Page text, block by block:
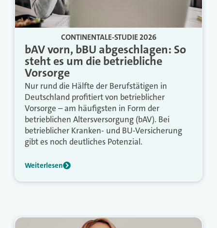
CONTINENTALE-STUDIE 2026
bAV vorn, bBU abgeschlagen: So
steht es um die betriebliche
Vorsorge
Nur rund die Hälfte der Berufstätigen in
Deutschland profitiert von betrieblicher
Vorsorge – am häufigsten in Form der
betrieblichen Altersversorgung (bAV). Bei
betrieblicher Kranken- und BU-Versicherung
gibt es noch deutliches Potenzial.
Weiterlesen